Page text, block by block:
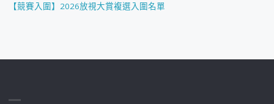
【競賽入圍】2026放視大賞複選入圍名單